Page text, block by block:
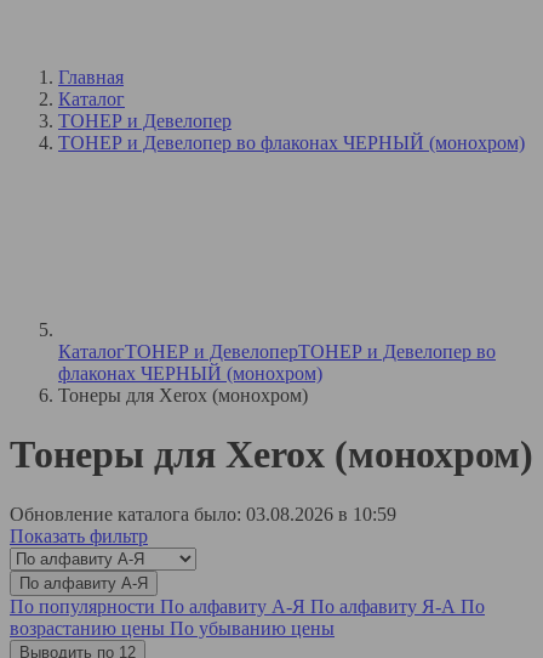
Главная
Каталог
ТОНЕР и Девелопер
ТОНЕР и Девелопер во флаконах ЧЕРНЫЙ (монохром)
КаталогТОНЕР и ДевелоперТОНЕР и Девелопер во
флаконах ЧЕРНЫЙ (монохром)
Тонеры для Xerox (монохром)
Тонеры для Xerox (монохром)
Обновление каталога было: 03.08.2026 в 10:59
Показать фильтр
По алфавиту А-Я
По популярности По алфавиту А-Я По алфавиту Я-А По
возрастанию цены По убыванию цены
Выводить по 12